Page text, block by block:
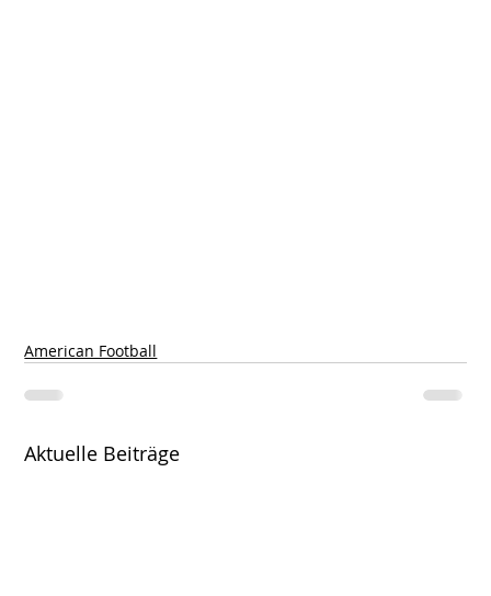
American Football
Aktuelle Beiträge